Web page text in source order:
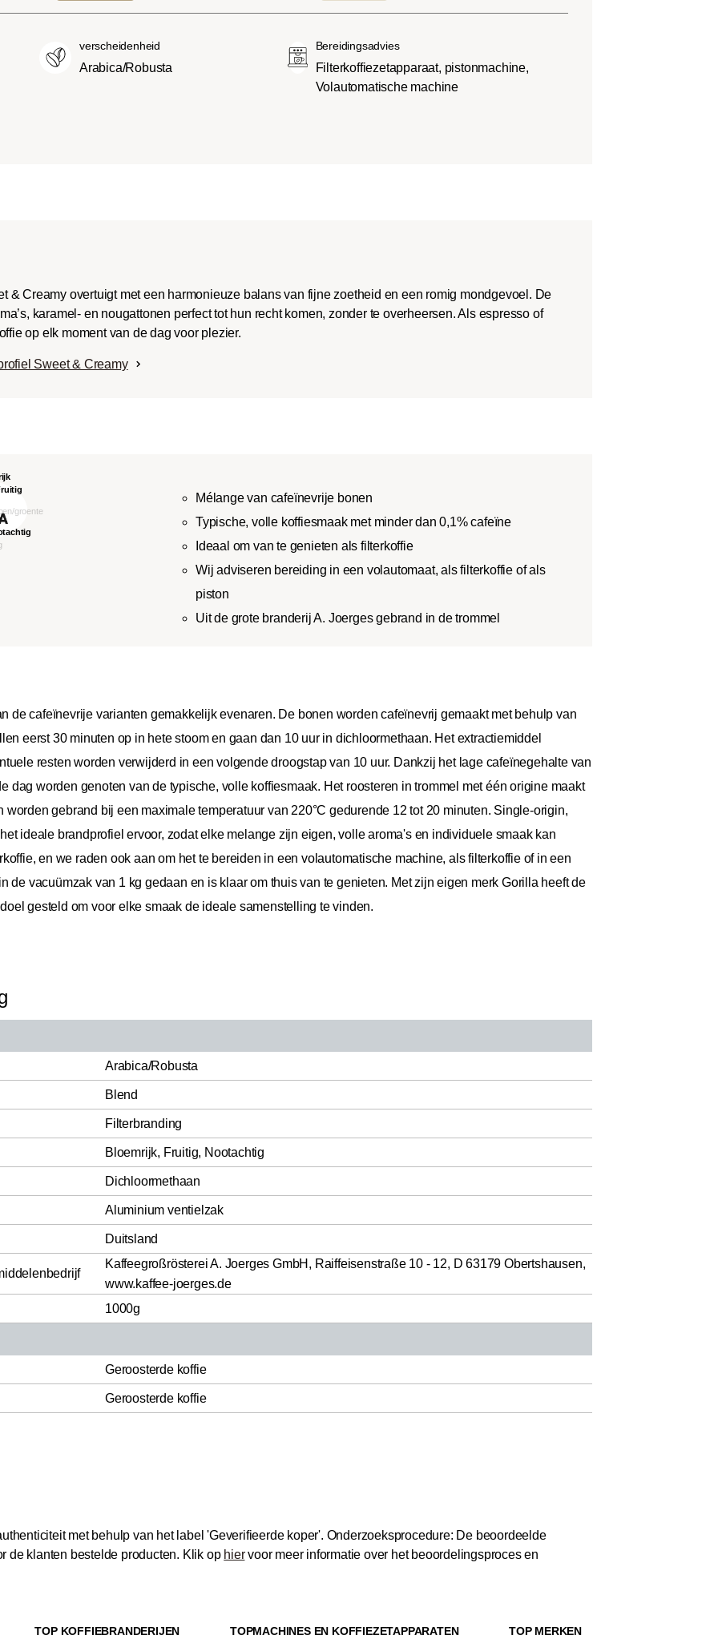
domineren met een
(American of City
en minder zuur dan
body met uitgesproken
variëteit, die licht en delicaat (1) of
smaken.
van verschillende factoren, zoals het
herkomst en vooral het brandproces.
verscheidenheid
Arabica/Robusta
Bereidingsadvies
Filterkoffiezetapparaat, pistonmachine,
Volautomatische machine
& Creamy overtuigt met een harmonieuze balans van fijne zoetheid en een romig mondgevoel. De
karamel- en nougattonen perfect tot hun recht komen, zonder te overheersen. Als espresso of
op elk moment van de dag voor plezier.
Sweet & Creamy
Mélange van cafeïnevrije bonen
Typische, volle koffiesmaak met minder dan 0,1% cafeïne
Ideaal om van te genieten als filterkoffie
Wij adviseren bereiding in een volautomaat, als filterkoffie of als
piston
Uit de grote branderij A. Joerges gebrand in de trommel
de cafeïnevrije varianten gemakkelijk evenaren. De bonen worden cafeïnevrij gemaakt met behulp van
eerst 30 minuten op in hete stoom en gaan dan 10 uur in dichloormethaan. Het extractiemiddel
resten worden verwijderd in een volgende droogstap van 10 uur. Dankzij het lage cafeïnegehalte van
dag worden genoten van de typische, volle koffiesmaak. Het roosteren in trommel met één origine maakt
gebrand bij een maximale temperatuur van 220°C gedurende 12 tot 20 minuten. Single-origin,
ideale brandprofiel ervoor, zodat elke melange zijn eigen, volle aroma's en individuele smaak kan
en we raden ook aan om het te bereiden in een volautomatische machine, als filterkoffie of in een
de vacuümzak van 1 kg gedaan en is klaar om thuis van te genieten. Met zijn eigen merk Gorilla heeft de
gesteld om voor elke smaak de ideale samenstelling te vinden.
Arabica/Robusta
Blend
Filterbranding
Bloemrijk, Fruitig, Nootachtig
Dichloormethaan
Aluminium ventielzak
Duitsland
Kaffeegroßrösterei A. Joerges GmbH, Raiffeisenstraße 10 - 12, D 63179 Obertshausen,
www.kaffee-joerges.de
1000g
Geroosterde koffie
Geroosterde koffie
met behulp van het label 'Geverifieerde koper'. Onderzoeksprocedure: De beoordeelde
de klanten bestelde producten. Klik op hiervoor meer informatie over het beoordelingsproces en
TOP KOFFIEBRANDERIJEN TOPMACHINES EN KOFFIEZETAPPARATEN TOP MERKEN